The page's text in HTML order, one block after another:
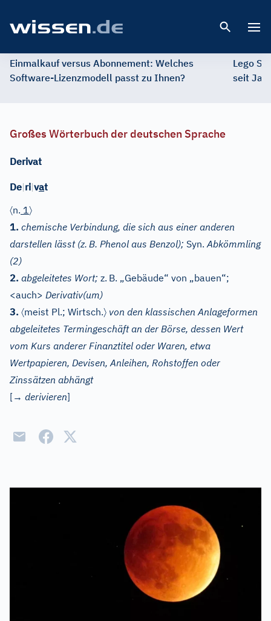
Einmalkauf versus Abonnement: Welches
Software-Lizenzmodell passt zu Ihnen?
Lego
seit
Großes Wörterbuch der deutschen Sprache
Derivat
De|ri|vat
〈n. 1〉
1. chemische Verbindung, die sich aus einer anderen
darstellen lässt (z. B. Phenol aus Benzol); Syn.Abkömmling
(2)
2. abgeleitetes Wort; z. B. „Gebäude“ von „bauen“;
<auch> Derivativ(um)
3. 〈meist Pl.; Wirtsch.〉 von den klassischen Anlageformen
abgeleitetes Termingeschäft an der Börse, dessen Wert
vom Kurs anderer Finanztitel oder Waren, etwa
Wertpapieren, Devisen, Anleihen, Rohstoffen oder
Zinssätzen abhängt
[→ derivieren]